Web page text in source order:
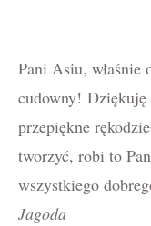
Pani Asiu, właśnie
cudowny!
przepiękne
tworzyć, robi to
wszystkiego
Jagoda